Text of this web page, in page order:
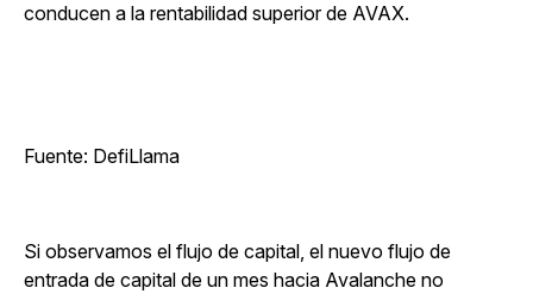
conducen a la rentabilidad superior de AVAX.
Fuente: DefiLlama
Si observamos el flujo de capital, el nuevo flujo de
entrada de capital de un mes hacia Avalanche no